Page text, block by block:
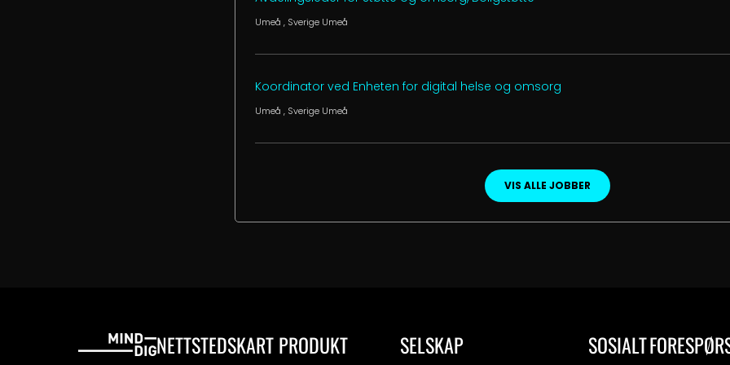
Umeå , Sverige Umeå
Koordinator ved Enheten for digital helse og omsorg
Umeå , Sverige Umeå
VIS ALLE JOBBER
NETTSTEDSKARTPRODUKT SELSKAP SOSIALT